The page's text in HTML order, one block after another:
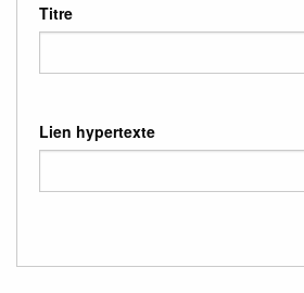
Titre
Lien hypertexte